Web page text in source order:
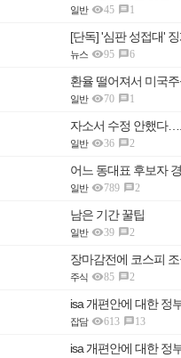
일반 45 1
[단독] '심판 성접대'
뉴스 95 6
환율 떨어져서 미국
일반 70 1
자소서 수정 안했다….
일반 36 2
어느 동대표 후보자
일반 789 2
남은 기간 꿀팁
일반 39 2
장마감전에 코스피
주식 85 2
isa 개편안에 대한 정
잡담 613 13
isa 개편안에 대한 정